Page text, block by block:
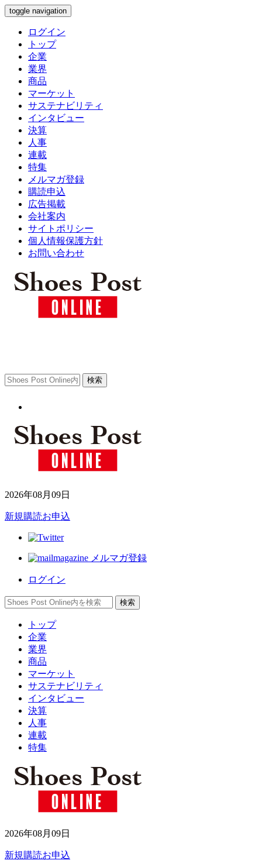
toggle navigation
ログイン
トップ
企業
業界
商品
マーケット
サステナビリティ
インタビュー
決算
人事
連載
特集
メルマガ登録
購読申込
広告掲載
会社案内
サイトポリシー
個人情報保護方針
お問い合わせ
2026年08月09日
新規購読お申込
メルマガ登録
ログイン
トップ
企業
業界
商品
マーケット
サステナビリティ
インタビュー
決算
人事
連載
特集
2026年08月09日
新規購読お申込